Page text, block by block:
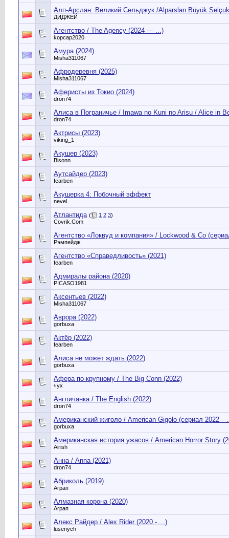
Алп-Арслан: Великий Сельджук /Alparslan Büyük
ДИДЖЕЙ
Агентство / The Agency (2024 — ...)
kopcap2020
Амура (2024)
Misha311067
Афродеревня (2025)
Misha311067
Аферисты из Токио (2024)
dron74
Алиса в Пограничье / Imawa no Kuni no Arisu / Alice in
dron74
Актрисы (2023)
viking_1
Акушер (2023)
Bisonn
Аутсайдер (2023)
fearben
Акушерка 4: Побочный эффект
nevel
Атлантида ( 1 2 3)
Сovrik.Com
Агентство «Локвуд и компания» / Lockwood & Co
Рэмпейдж
Агентство «Справедливость» (2021)
fearben
Адмиралы района (2020)
PICASO1981
Аксентьев (2022)
Misha311067
Аврора (2022)
gorbuxa
Актёр (2022)
fearben
Алиса не может ждать (2022)
gorbuxa
Афера по-крупному / The Big Conn (2022)
чух
Англичанка / The English (2022)
dron74
Американский жиголо / American Gigolo (сериал 2022 –
gorbuxa
Американская история ужасов / American Horror Story
Airish
Анна / Anna (2021)
dron74
Абриколь (2019)
Аграп
Алмазная корона (2020)
Аграп
Алекс Райдер / Alex Rider (2020 - ...)
lusenych